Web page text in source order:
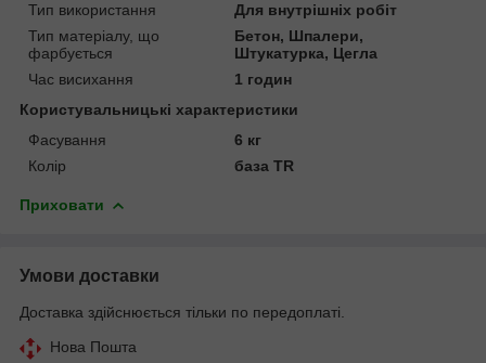
Тип використання
Для внутрішніх робіт
Тип матеріалу, що
фарбується
Бетон, Шпалери,
Штукатурка, Цегла
Час висихання
1 годин
Користувальницькі характеристики
Фасування
6 кг
Колір
база TR
Приховати
Умови доставки
Доставка здійснюється тільки по передоплаті.
Нова Пошта